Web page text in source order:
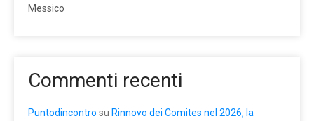
Messico
Commenti recenti
Puntodincontro su Rinnovo dei Comites nel 2026, la